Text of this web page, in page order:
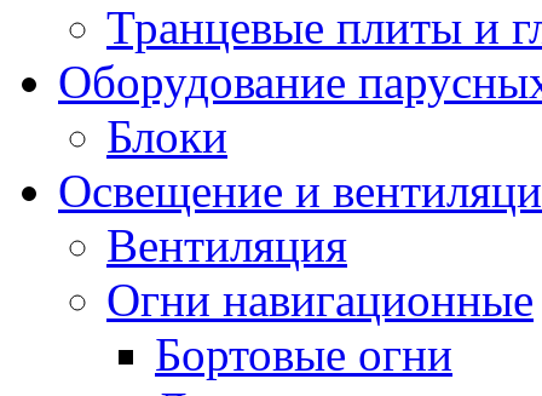
Транцевые плиты и
Оборудование
Блоки
Освещение и
Вентиляция
Огни навигационные
Бортовые огни